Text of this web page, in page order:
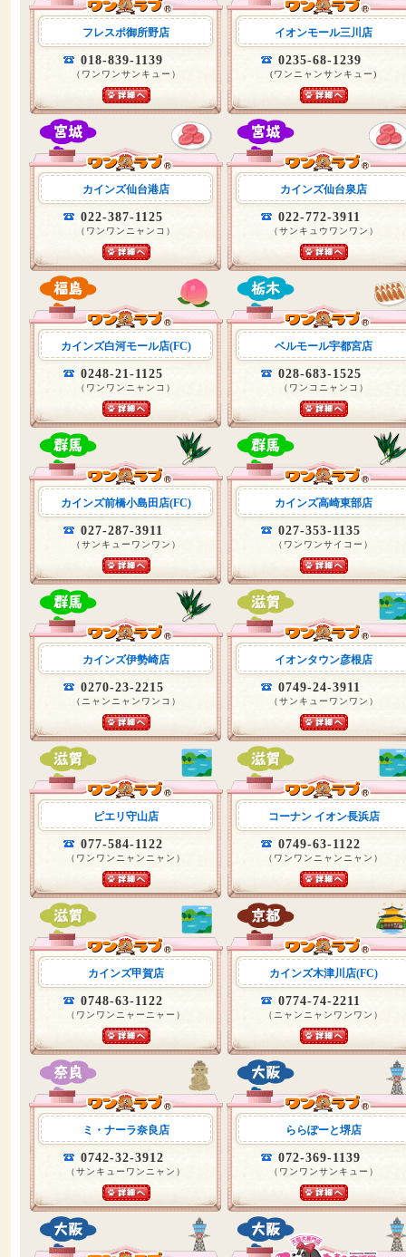
フレスポ御所野店
018-839-1139
（ワンワンサンキュー）
イオンモール三川店
0235-68-1239
(ワンニャンサンキュー)
カインズ仙台港店
022-387-1125
（ワンワンニャンコ）
カインズ仙台泉店
022-772-3911
（サンキュウワンワン）
カインズ白河モール店(FC)
0248-21-1125
（ワンワンニャンコ）
ベルモール宇都宮店
028-683-1525
（ワンコニャンコ）
カインズ前橋小島田店(FC)
027-287-3911
（サンキューワンワン）
カインズ高崎東部店
027-353-1135
（ワンワンサイコー）
カインズ伊勢崎店
0270-23-2215
（ニャンニャンワンコ）
イオンタウン彦根店
0749-24-3911
（サンキューワンワン）
ピエリ守山店
077-584-1122
（ワンワンニャンニャン）
コーナン イオン長浜店
0749-63-1122
（ワンワンニャンニャン）
カインズ甲賀店
0748-63-1122
（ワンワンニャーニャー）
カインズ木津川店(FC)
0774-74-2211
（ニャンニャンワンワン）
ミ・ナーラ奈良店
0742-32-3912
（サンキューワンニャン）
ららぽーと堺店
072-369-1139
（ワンワンサンキュー）